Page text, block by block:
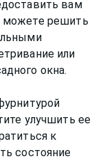
вам
можете решить
или
окна.
улучшить ее
к
состояние